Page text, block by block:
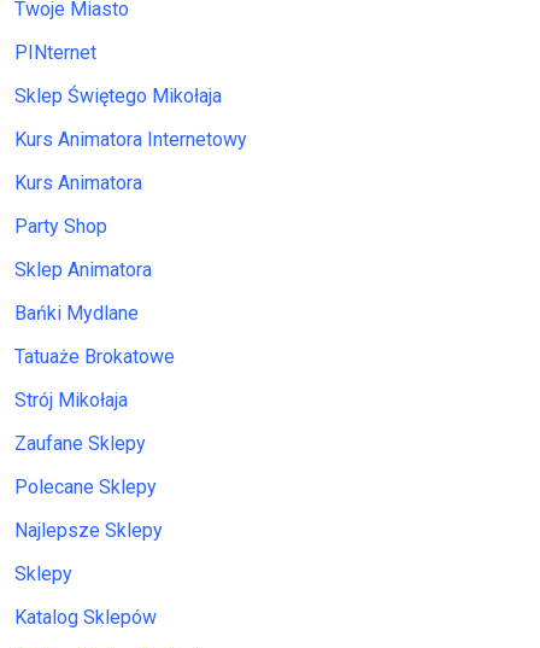
Twoje Miasto
PINternet
Sklep Świętego Mikołaja
Kurs Animatora Internetowy
Kurs Animatora
Party Shop
Sklep Animatora
Bańki Mydlane
Tatuaże Brokatowe
Strój Mikołaja
Zaufane Sklepy
Polecane Sklepy
Najlepsze Sklepy
Sklepy
Katalog Sklepów